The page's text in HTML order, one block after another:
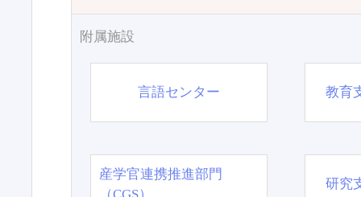
附属施設
言語センター 教育
産学官連携推進部門
研究